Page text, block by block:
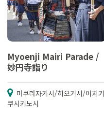
Myoenji Mairi Parade /
妙円寺詣り
마쿠라자키시/히오키시/이치키
쿠시키노시